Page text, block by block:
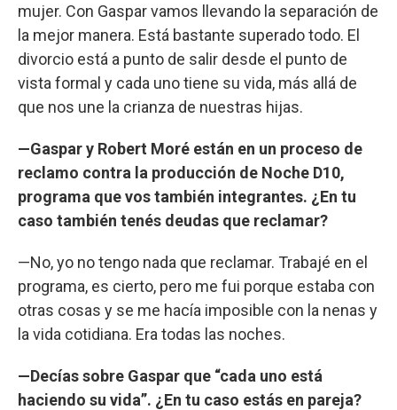
mujer. Con Gaspar vamos llevando la separación de
la mejor manera. Está bastante superado todo. El
divorcio está a punto de salir desde el punto de
vista formal y cada uno tiene su vida, más allá de
que nos une la crianza de nuestras hijas.
—Gaspar y Robert Moré están en un proceso de
reclamo contra la producción de Noche D10,
programa que vos también integrantes. ¿En tu
caso también tenés deudas que reclamar?
—No, yo no tengo nada que reclamar. Trabajé en el
programa, es cierto, pero me fui porque estaba con
otras cosas y se me hacía imposible con la nenas y
la vida cotidiana. Era todas las noches.
—Decías sobre Gaspar que “cada uno está
haciendo su vida”. ¿En tu caso estás en pareja?